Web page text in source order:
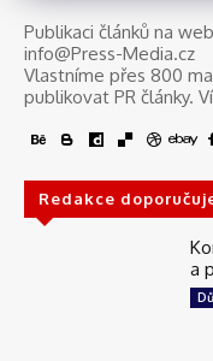
Publikaci článků na
info@Press-Media.cz
Vlastníme přes 800
publikovat PR články.
Redakce
a